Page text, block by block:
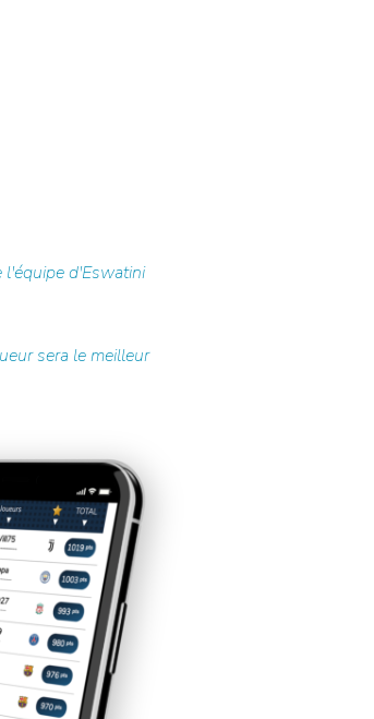
d'Eswatini
sera le meilleur